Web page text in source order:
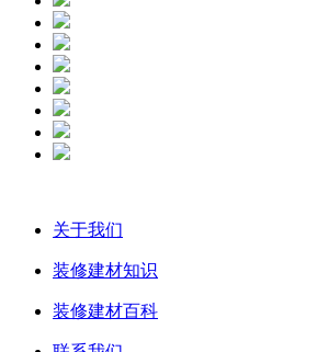
关于我们
装修建材知识
装修建材百科